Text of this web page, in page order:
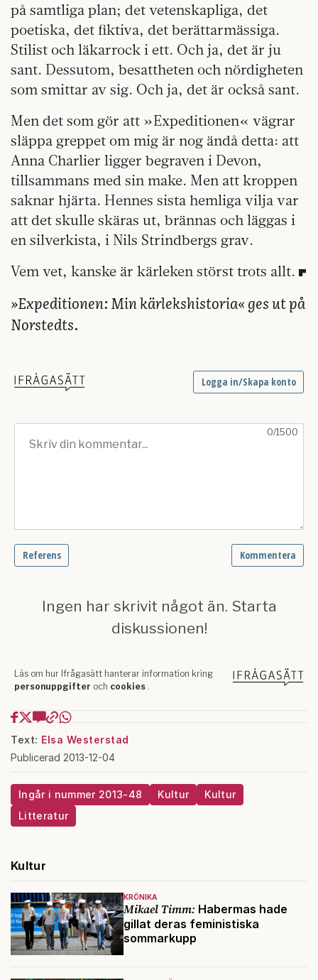
på samtliga plan; det vetenskapliga, det
poetiska, det fiktiva, det berättarmässiga.
Stilist och läkarrock i ett. Och ja, det är ju
sant. Dessutom, besattheten och nördigheten
som smittar av sig. Och ja, det är också sant.
Men det som gör att »Expeditionen« vägrar
släppa greppet om mig är nog ändå detta: att
Anna Charlier ligger begraven i Devon,
tillsammans med sin make. Men att kroppen
saknar hjärta. Hennes sista hemliga vilja var
att det skulle skäras ut, brännas och läggas i
en silverkista, i Nils Strindbergs grav.
Vem vet, kanske är kärleken störst trots allt.
»Expeditionen: Min kärlekshistoria« ges ut på
Norstedts.
Text: Elsa Westerstad
Publicerad 2013-12-04
Ingår i nummer 2013-48 Kultur
Kultur
Litteratur
Kultur
KRÖNIKA
Mikael Timm: Habermas hade
gillat deras feministiska
sommarkupp